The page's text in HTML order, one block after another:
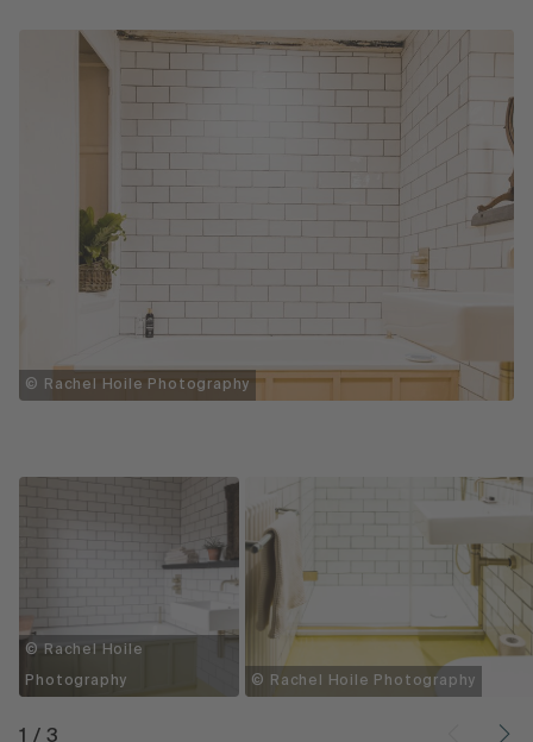
© Rachel Hoile Photography
© Rachel Hoile
Photography © Rachel Hoile Photography
1 /3